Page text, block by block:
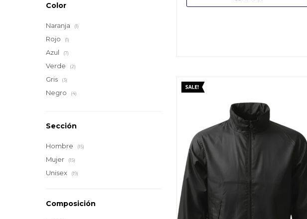
Color
Naranja (1)
Rojo (1)
Azul (7)
Verde (2)
Gris (3)
Negro (4)
Sección
Hombre (15)
Mujer (15)
Unisex (19)
Composición